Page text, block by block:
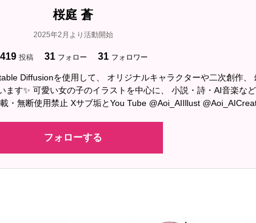
桜庭 蒼
2025年2月より活動開始
419 投稿 31 フォロー 31 フォロワー
Diffusionを使用して、 オリジナルキャラクターや二次創作、
ます✨ 可愛い女の子のイラストを中心に、 小説・詩・AI音楽な
・無断使用禁止 Xサブ垢とYou Tube @Aoi_AIIllust
フォローする